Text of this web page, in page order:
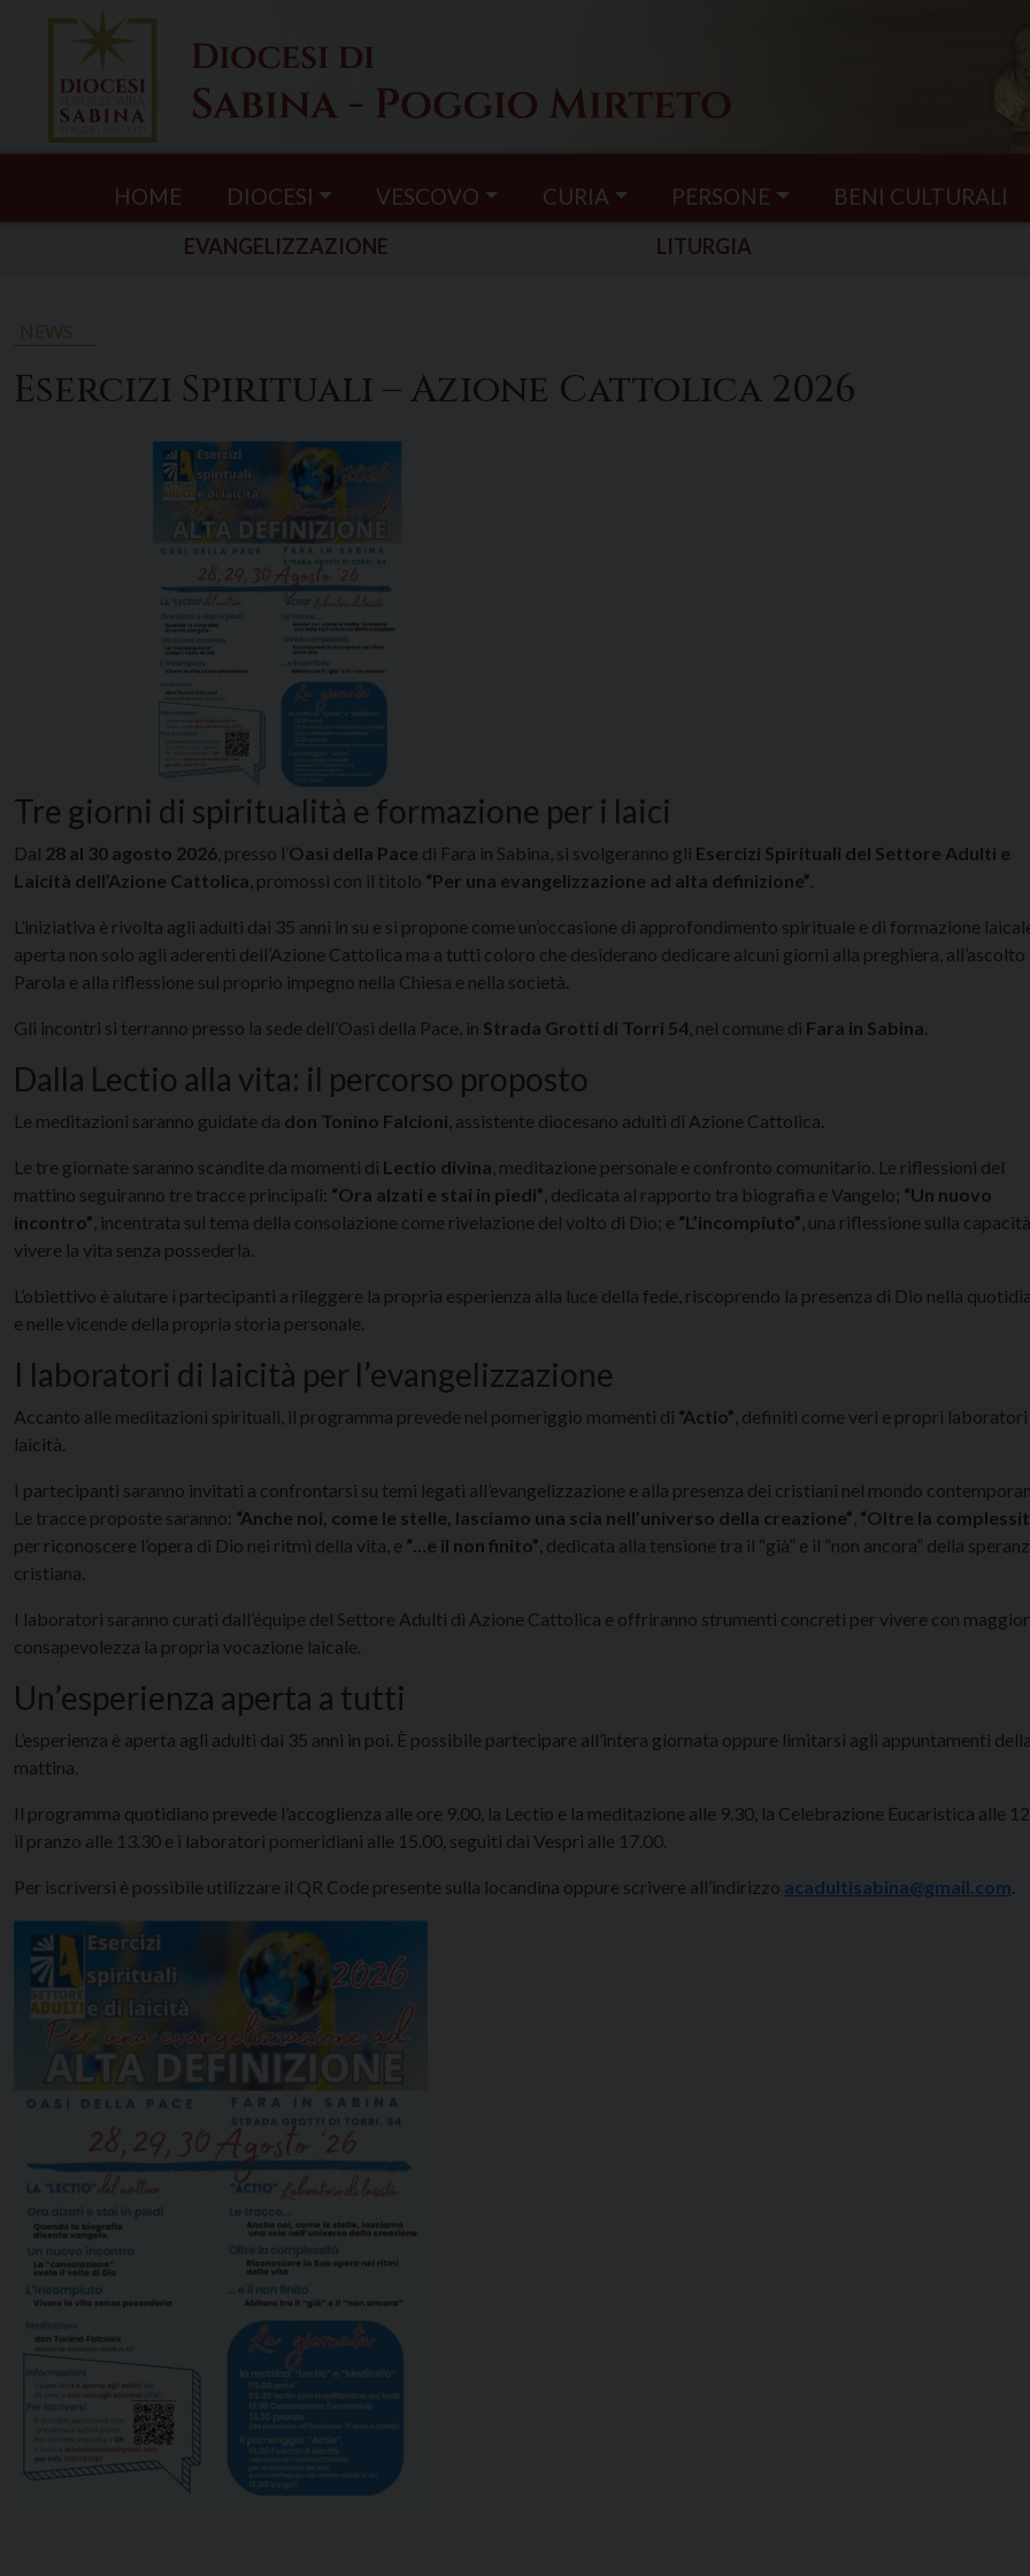
HOME DIOCESI VESCOVO CURIA PERSONE BENI CULTURALI
EVANGELIZZAZIONE LITURGIA
NEWS
Esercizi Spirituali – Azione Cattolica 2026
Tre giorni di spiritualità e formazione per i laici
Dal 28 al 30 agosto 2026 , presso l’Oasi della Pace di Fara in Sabina, si svolgeranno gli Esercizi Spirituali del Settore Adulti e
Laicità dell’Azione Cattolica , promossi con il titolo “Per una evangelizzazione ad alta definizione”
L’iniziativa è rivolta agli adulti dai 35 anni in su e si propone come un’occasione di approfondimento spirituale e di formazione
aperta non solo agli aderenti dell’Azione Cattolica ma a tutti coloro che desiderano dedicare alcuni giorni alla preghiera, all’ascolto
Parola e alla riflessione sul proprio impegno nella Chiesa e nella società.
Gli incontri si terranno presso la sede dell’Oasi della Pace, in Strada Grotti di Torri 54 , nel comune di Fara in Sabina
Dalla Lectio alla vita: il percorso proposto
Le meditazioni saranno guidate da don Tonino Falcioni , assistente diocesano adulti di Azione Cattolica.
Le tre giornate saranno scandite da momenti di Lectio divina , meditazione personale e confronto comunitario. Le riflessioni del
mattino seguiranno tre tracce principali: “Ora alzati e stai in piedi” , dedicata al rapporto tra biografia e Vangelo; “Un nuovo
incontro” , incentrata sul tema della consolazione come rivelazione del volto di Dio; e “L’incompiuto” , una riflessione sulla
vivere la vita senza possederla.
L’obiettivo è aiutare i partecipanti a rileggere la propria esperienza alla luce della fede, riscoprendo la presenza di Dio nella
e nelle vicende della propria storia personale.
I laboratori di laicità per l’evangelizzazione
Accanto alle meditazioni spirituali, il programma prevede nel pomeriggio momenti di “Actio” , definiti come veri e propri
laicità.
I partecipanti saranno invitati a confrontarsi su temi legati all’evangelizzazione e alla presenza dei cristiani nel mondo
Le tracce proposte saranno: “Anche noi, come le stelle, lasciamo una scia nell’universo della creazione” “Oltre la
per riconoscere l’opera di Dio nei ritmi della vita, e “…e il non finito” , dedicata alla tensione tra il “già” e il “non ancora” della
cristiana.
I laboratori saranno curati dall’équipe del Settore Adulti di Azione Cattolica e offriranno strumenti concreti per vivere con
consapevolezza la propria vocazione laicale.
Un’esperienza aperta a tutti
L’esperienza è aperta agli adulti dai 35 anni in poi. È possibile partecipare all’intera giornata oppure limitarsi agli appuntamenti della
mattina.
Il programma quotidiano prevede l’accoglienza alle ore 9.00, la Lectio e la meditazione alle 9.30, la Celebrazione Eucaristica alle
il pranzo alle 13.30 e i laboratori pomeridiani alle 15.00, seguiti dai Vespri alle 17.00.
Per iscriversi è possibile utilizzare il QR Code presente sulla locandina oppure scrivere all’indirizzo acadultisabina@gmail.com